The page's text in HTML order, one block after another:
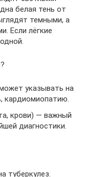
белая тень от
темными, а
Если лёгкие
указывать на
кардиомиопатию.
крови) — важный
диагностики.
туберкулез.